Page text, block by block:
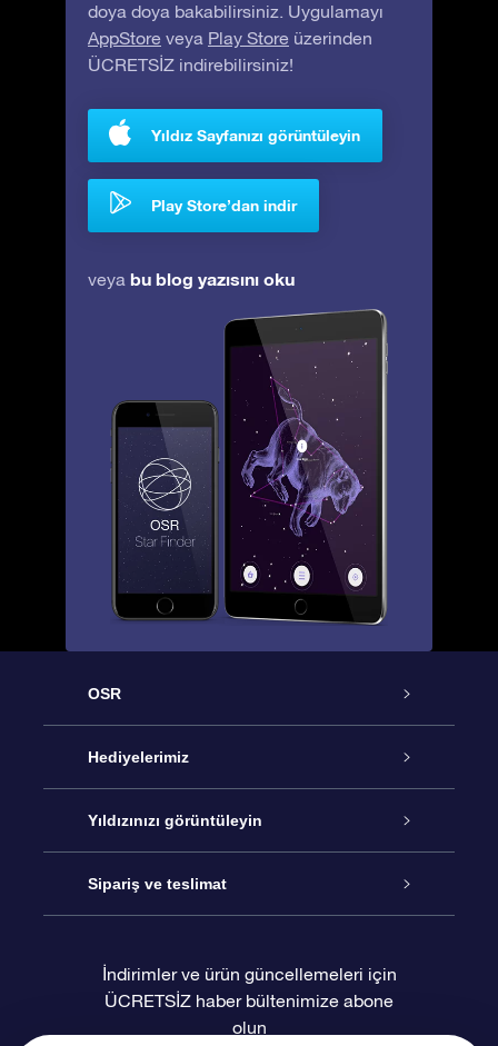
doya doya bakabilirsiniz. Uygulamayı
AppStore veya Play Store üzerinden
ÜCRETSİZ indirebilirsiniz!
Yıldız Sayfanızı görüntüleyin
Play Store’dan indir
veya bu blog yazısını oku
OSR
Hizmet
İletişim
Blogu
Değerlendirmeler
Hediyelerimiz
Çevrimiçi Yıldız Hediyesi
OSR Hediye Paketi
OSR Hediye Kartı
Yıldızınızı görüntüleyin
Star Register
Kişiselleştirilmiş Yıldız Sayfası
Sipariş ve teslimat
Ödeme bilgileri
İndirimler ve ürün güncellemeleri için
ÜCRETSİZ haber bültenimize abone
olun